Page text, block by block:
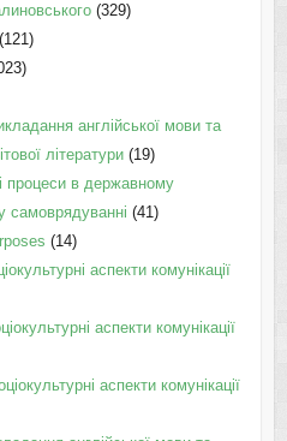
(329)
англійської мови та
літератури(19)
процеси в державному
самоврядуванні (41)
(14)
аспекти комунікації
аспекти комунікації
аспекти комунікації